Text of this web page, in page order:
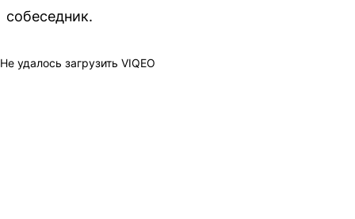
собеседник.
Не удалось загрузить VIQEO